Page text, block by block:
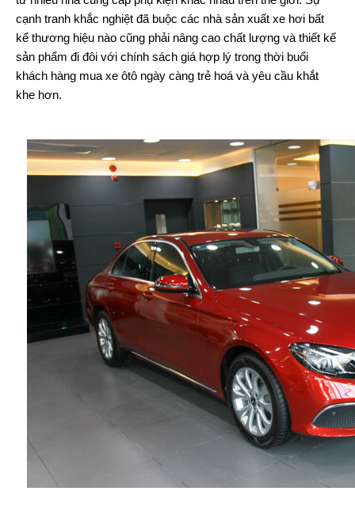
cạnh tranh khắc nghiệt đã buộc các nhà sản xuất xe hơi bất
kể thương hiệu nào cũng phải nâng cao chất lượng và thiết kế
sản phẩm đi đôi với chính sách giá hợp lý trong thời buổi
khách hàng mua xe ôtô ngày càng trẻ hoá và yêu cầu khắt
khe hơn.